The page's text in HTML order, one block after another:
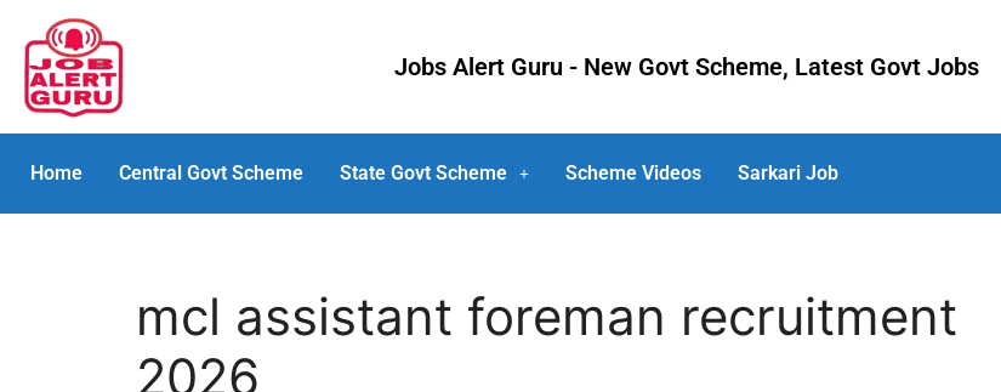
Jobs Alert Guru - New Govt Scheme, Latest Govt Jobs
Home Central Govt Scheme State Govt Scheme Scheme Videos Sarkari Job
mcl assistant foreman recruitment
2026